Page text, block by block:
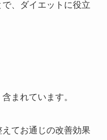
、ダイエットに役立
まれています。
てお通じの改善効果